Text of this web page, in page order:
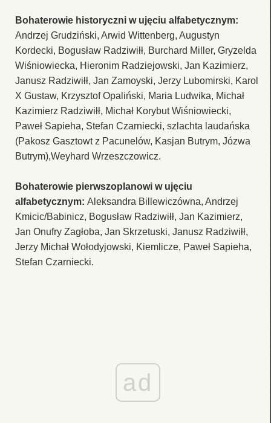
Bohaterowie historyczni w ujęciu alfabetycznym:
Andrzej Grudziński, Arwid Wittenberg, Augustyn
Kordecki, Bogusław Radziwiłł, Burchard Miller, Gryzelda
Wiśniowiecka, Hieronim Radziejowski, Jan Kazimierz,
Janusz Radziwiłł, Jan Zamoyski, Jerzy Lubomirski, Karol
X Gustaw, Krzysztof Opaliński, Maria Ludwika, Michał
Kazimierz Radziwiłł, Michał Korybut Wiśniowiecki,
Paweł Sapieha, Stefan Czarniecki, szlachta laudańska
(Pakosz Gasztowt z Pacunelów, Kasjan Butrym, Józwa
Butrym),Weyhard Wrzeszczowicz.
Bohaterowie pierwszoplanowi w ujęciu
alfabetycznym: Aleksandra Billewiczówna, Andrzej
Kmicic/Babinicz, Bogusław Radziwiłł, Jan Kazimierz,
Jan Onufry Zagłoba, Jan Skrzetuski, Janusz Radziwiłł,
Jerzy Michał Wołodyjowski, Kiemlicze, Paweł Sapieha,
Stefan Czarniecki.
ad